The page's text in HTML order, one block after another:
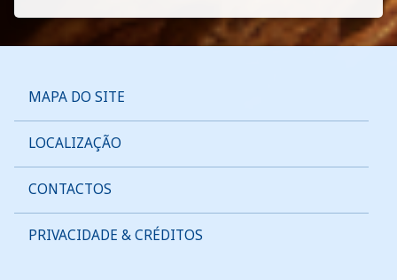
MAPA DO SITE
LOCALIZAÇÃO
CONTACTOS
PRIVACIDADE & CRÉDITOS